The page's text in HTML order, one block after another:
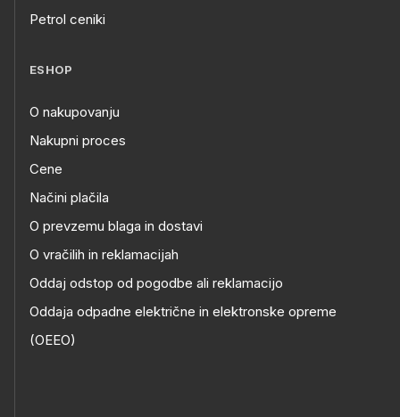
Petrol ceniki
ESHOP
O nakupovanju
Nakupni proces
Cene
Načini plačila
O prevzemu blaga in dostavi
O vračilih in reklamacijah
Oddaj odstop od pogodbe ali reklamacijo
Oddaja odpadne električne in elektronske opreme
(OEEO)